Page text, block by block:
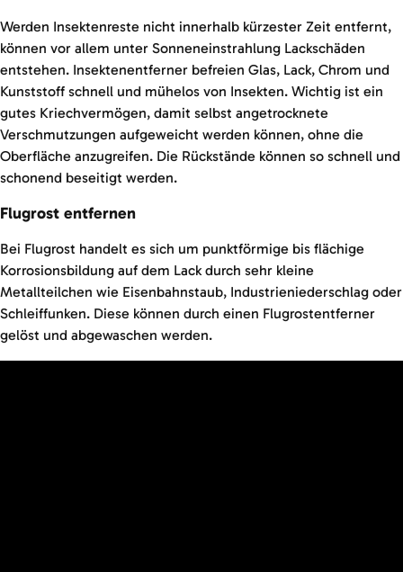
Werden Insektenreste nicht innerhalb kürzester Zeit entfernt,
können vor allem unter Sonneneinstrahlung Lackschäden
entstehen. Insektenentferner befreien Glas, Lack, Chrom und
Kunststoff schnell und mühelos von Insekten. Wichtig ist ein
gutes Kriechvermögen, damit selbst angetrocknete
Verschmutzungen aufgeweicht werden können, ohne die
Oberfläche anzugreifen. Die Rückstände können so schnell und
schonend beseitigt werden.
Flugrost entfernen
Bei Flugrost handelt es sich um punktförmige bis flächige
Korrosionsbildung auf dem Lack durch sehr kleine
Metallteilchen wie Eisenbahnstaub, Industrieniederschlag oder
Schleiffunken. Diese können durch einen Flugrostentferner
gelöst und abgewaschen werden.